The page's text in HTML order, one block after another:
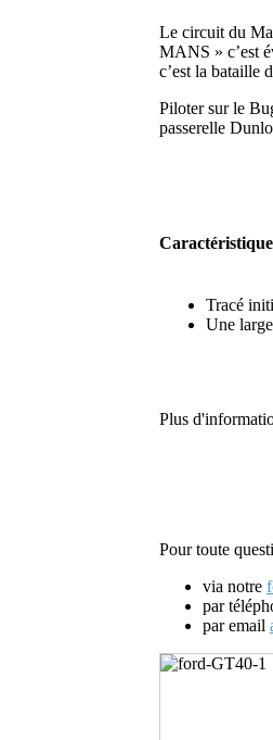
Le circuit du
MANS » c’est
c’est la bataille
Piloter sur le
passerelle
Tracé
Une
Plus
Pour toute
via notre
par
par email